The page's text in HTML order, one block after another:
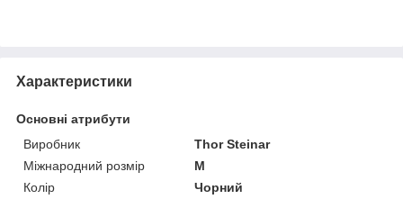
Характеристики
Основні атрибути
Виробник
Thor Steinar
Міжнародний розмір
M
Колір
Чорний